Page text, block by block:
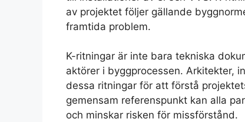
av projektet följer gällande
framtida problem.
K-ritningar är inte bara tekniska
aktörer i byggprocessen. Arkitekter,
dessa ritningar för att förstå
gemensam referenspunkt kan alla
och minskar risken för missförstånd.